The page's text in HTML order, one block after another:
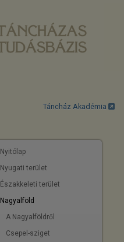
Táncház Akadémia
Nyitólap
Nyugati terület
Északkeleti terület
Nagyalföld
A Nagyalföldről
Csepel-sziget